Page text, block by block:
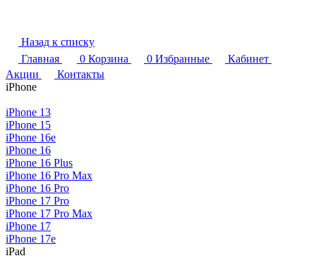
Назад к списку
Главная
0 Корзина 0 Избранные
Кабинет
Акции
Контакты
iPhone
iPhone 13
iPhone 15
iPhone 16e
iPhone 16
iPhone 16 Plus
iPhone 16 Pro Max
iPhone 16 Pro
iPhone 17 Pro
iPhone 17 Pro Max
iPhone 17
iPhone 17e
iPad